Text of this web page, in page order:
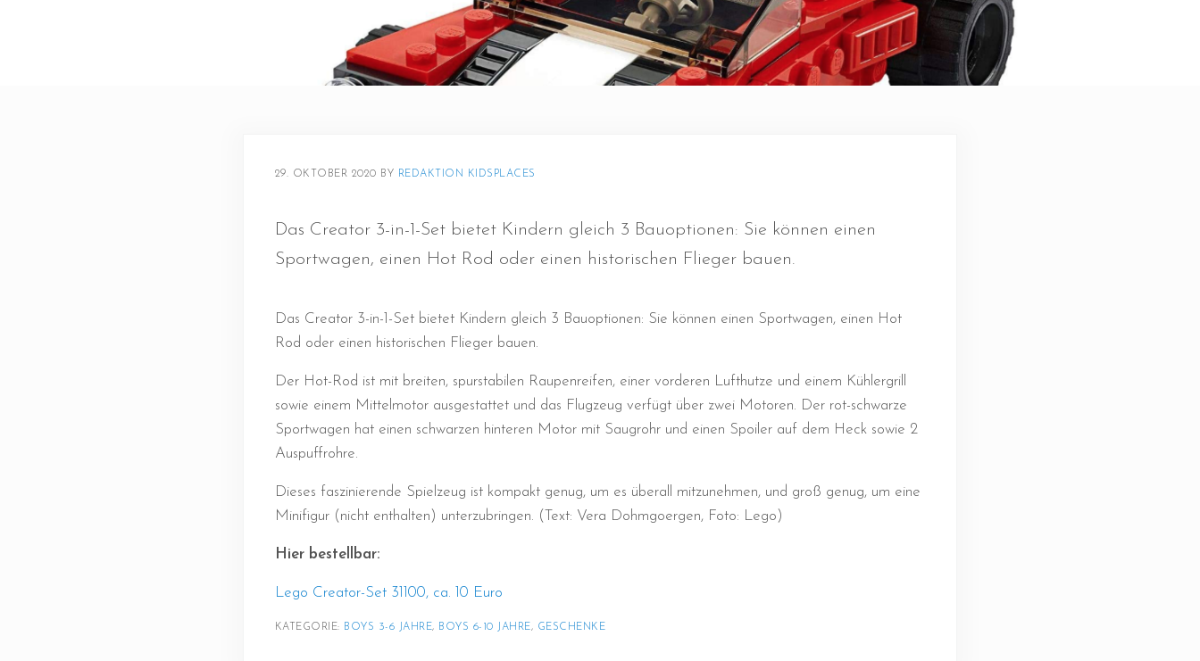
29. OKTOBER 2020 BY REDAKTION KIDSPLACES
Das Creator 3-in-1-Set bietet Kindern gleich 3 Bauoptionen: Sie können einen
Sportwagen, einen Hot Rod oder einen historischen Flieger bauen.
Das Creator 3-in-1-Set bietet Kindern gleich 3 Bauoptionen: Sie können einen Sportwagen, einen Hot
Rod oder einen historischen Flieger bauen.
Der Hot-Rod ist mit breiten, spurstabilen Raupenreifen, einer vorderen Lufthutze und einem Kühlergrill
sowie einem Mittelmotor ausgestattet und das Flugzeug verfügt über zwei Motoren. Der rot-schwarze
Sportwagen hat einen schwarzen hinteren Motor mit Saugrohr und einen Spoiler auf dem Heck sowie 2
Auspuffrohre.
Dieses faszinierende Spielzeug ist kompakt genug, um es überall mitzunehmen, und groß genug, um eine
Minifigur (nicht enthalten) unterzubringen. (Text: Vera Dohmgoergen, Foto: Lego)
Hier bestellbar:
Lego Creator-Set 31100, ca. 10 Euro
KATEGORIE: BOYS 3-6 JAHRE, BOYS 6-10 JAHRE, GESCHENKE